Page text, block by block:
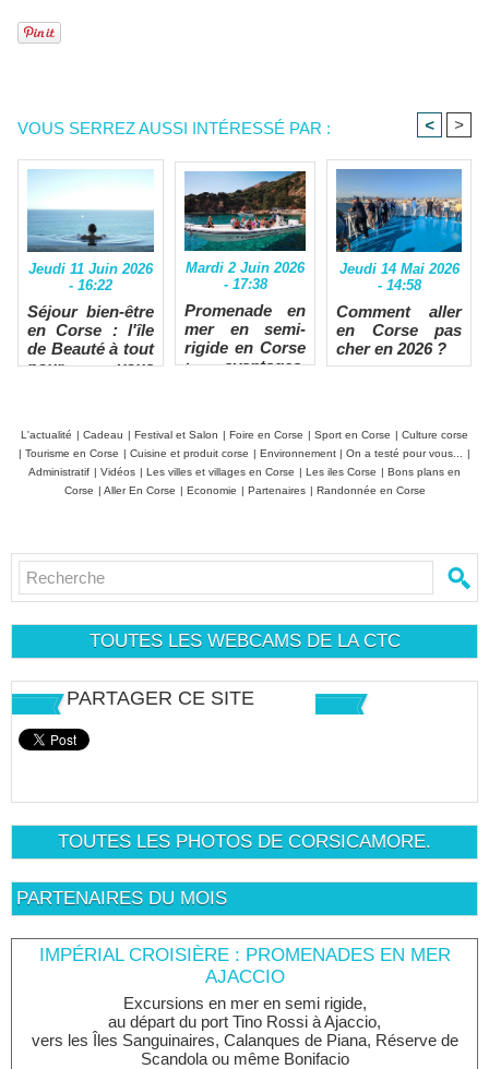
VOUS SERREZ AUSSI INTÉRESSÉ PAR : < >
Jeudi 11 Juin 2026
- 16:22
Séjour bien-être
en Corse : l'île
de Beauté à tout
pour vous
Mardi 2 Juin 2026
- 17:38
Promenade en
mer en semi-
rigide en Corse
: avantages,
Jeudi 14 Mai 2026
- 14:58
Comment aller
en Corse pas
cher en 2026 ?
L'actualité | Cadeau | Festival et Salon | Foire en Corse | Sport en Corse | Culture corse
| Tourisme en Corse | Cuisine et produit corse | Environnement | On a testé pour vous...
|
Administratif | Vidéos | Les villes et villages en Corse | Les iles Corse | Bons plans en
Corse | Aller En Corse | Economie | Partenaires | Randonnée en Corse
TOUTES LES WEBCAMS DE LA CTC
PARTAGER CE SITE
TOUTES LES PHOTOS DE CORSICAMORE.
PARTENAIRES DU MOIS
IMPÉRIAL CROISIÈRE : PROMENADES EN MER
AJACCIO
Excursions en mer en semi rigide,
au départ du port Tino Rossi à Ajaccio,
vers les Îles Sanguinaires, Calanques de Piana, Réserve de
Scandola ou même Bonifacio